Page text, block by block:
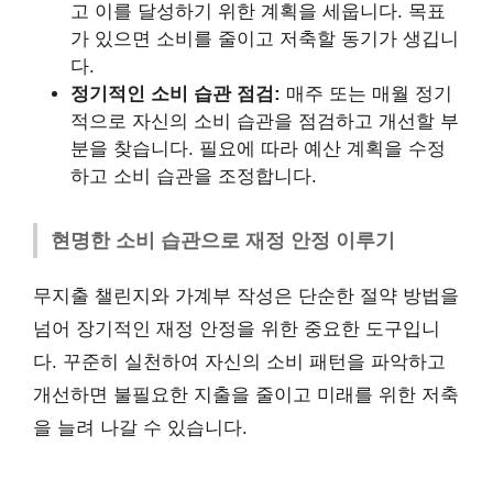
고 이를 달성하기 위한 계획을 세웁니다. 목표
가 있으면 소비를 줄이고 저축할 동기가 생깁니
다.
정기적인 소비 습관 점검: 매주 또는 매월 정기
적으로 자신의 소비 습관을 점검하고 개선할 부
분을 찾습니다. 필요에 따라 예산 계획을 수정
하고 소비 습관을 조정합니다.
현명한 소비 습관으로 재정 안정 이루기
무지출 챌린지와 가계부 작성은 단순한 절약 방법을
넘어 장기적인 재정 안정을 위한 중요한 도구입니
다. 꾸준히 실천하여 자신의 소비 패턴을 파악하고
개선하면 불필요한 지출을 줄이고 미래를 위한 저축
을 늘려 나갈 수 있습니다.